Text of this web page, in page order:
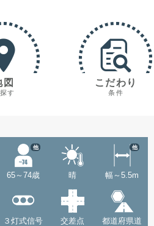
図
す
こだわり
条件
65～74歳
他
晴 幅～5.5m
他
３灯式信号 交差点 都道府県道